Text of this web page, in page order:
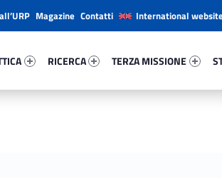
RICERCA
TERZA MISSIONE
Magazine Contatti International